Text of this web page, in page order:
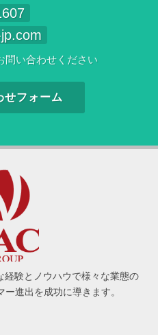
問い合わせください
せフォーム
経験とノウハウで様々な業態の
進出を成功に導きます。